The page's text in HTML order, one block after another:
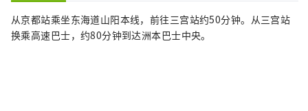
从京都站乘坐东海道山阳本线，前往三宫站约50分钟。从三宫站
换乘高速巴士，约80分钟到达洲本巴士中央。